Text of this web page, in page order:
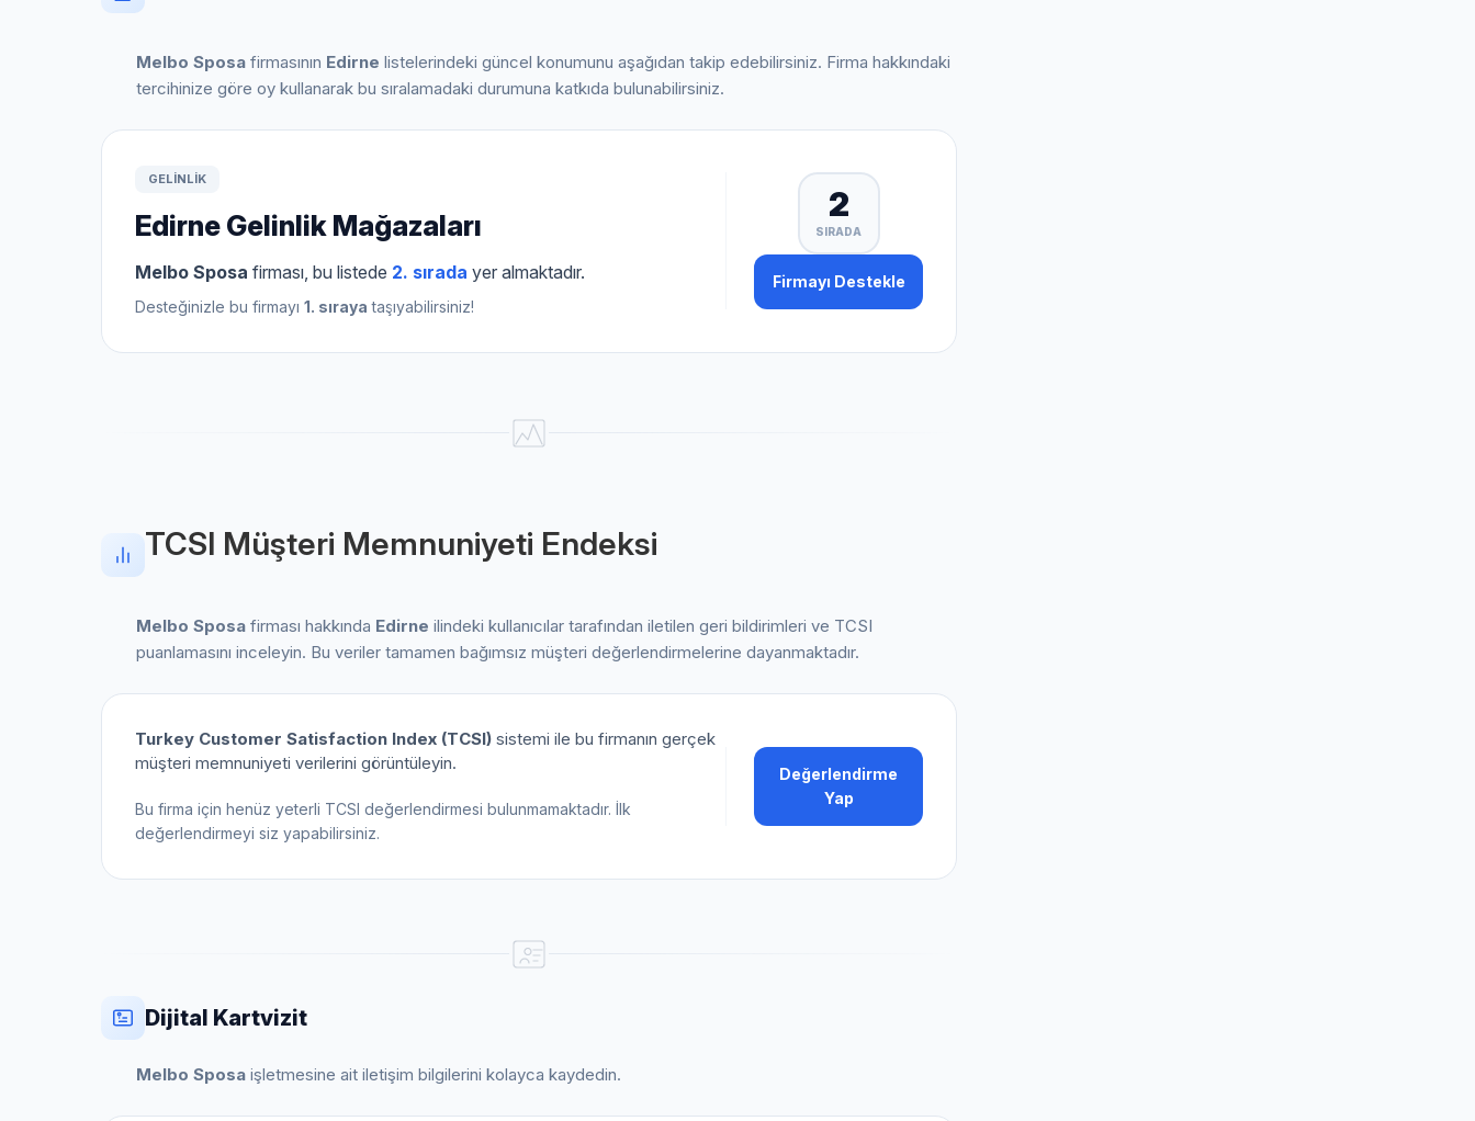
Melbo Sposa firmasının Edirne listelerindeki güncel konumunu aşağıdan takip edebilirsiniz. Firma hakkındaki
tercihinize göre oy kullanarak bu sıralamadaki durumuna katkıda bulunabilirsiniz.
GELINLIK
Edirne Gelinlik Mağazaları
Melbo Sposa firması, bu listede 2. sırada yer almaktadır.
Desteğinizle bu firmayı 1. sıraya taşıyabilirsiniz!
2
SIRADA
Firmayı Destekle
TCSI Müşteri Memnuniyeti Endeksi
Melbo Sposa firması hakkında Edirne ilindeki kullanıcılar tarafından iletilen geri bildirimleri ve TCSI
puanlamasını inceleyin. Bu veriler tamamen bağımsız müşteri değerlendirmelerine dayanmaktadır.
Turkey Customer Satisfaction Index (TCSI) sistemi ile bu firmanın gerçek
müşteri memnuniyeti verilerini görüntüleyin.
Bu firma için henüz yeterli TCSI değerlendirmesi bulunmamaktadır. İlk
değerlendirmeyi siz yapabilirsiniz.
Değerlendirme
Yap
Dijital Kartvizit
Melbo Sposa işletmesine ait iletişim bilgilerini kolayca kaydedin.